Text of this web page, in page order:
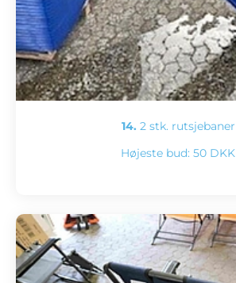
14. 2 stk. rutsjebaner
Højeste bud: 50 DKK